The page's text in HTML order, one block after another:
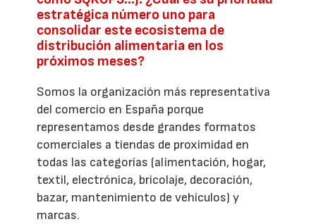
estratégica número uno para
consolidar este ecosistema de
distribución alimentaria en los
próximos meses?
Somos la organización más representativa
del comercio en España porque
representamos desde grandes formatos
comerciales a tiendas de proximidad en
todas las categorías (alimentación, hogar,
textil, electrónica, bricolaje, decoración,
bazar, mantenimiento de vehículos) y
marcas.